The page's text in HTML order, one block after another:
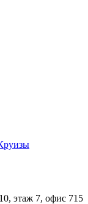
этаж 7, офис 715